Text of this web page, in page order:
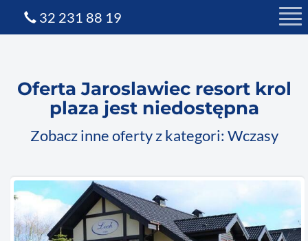
Oferta Jaroslawiec resort krol
plaza jest niedostępna
Zobacz inne oferty z kategori: Wczasy
32 231 88 19